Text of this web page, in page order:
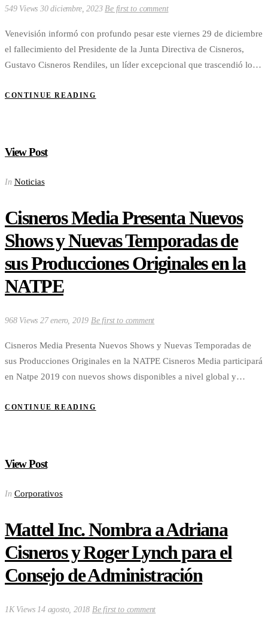
549 Views 30 diciembre, 2023Be first to comment
Venevisión informó con profundo pesar este viernes 29 de diciembre
el fallecimiento del Presidente de la Junta Directiva de Cisneros,
Gustavo Cisneros Rendiles, un líder excepcional que trascendió lo…
CONTINUE READING
View Post
In Noticias
Cisneros Media Presenta Nuevos
Shows y Nuevas Temporadas de
sus Producciones Originales en la
NATPE
968 Views 27 enero, 2019Be first to comment
Cisneros Media Presenta Nuevos Shows y Nuevas Temporadas de
sus Producciones Originales en la NATPE Cisneros Media participará
en Natpe 2019 con nuevos shows disponibles a nivel global y…
CONTINUE READING
View Post
In Corporativos
Mattel Inc. Nombra a Adriana
Cisneros y Roger Lynch para el
Consejo de Administración
1K Views 14 agosto, 2018Be first to comment